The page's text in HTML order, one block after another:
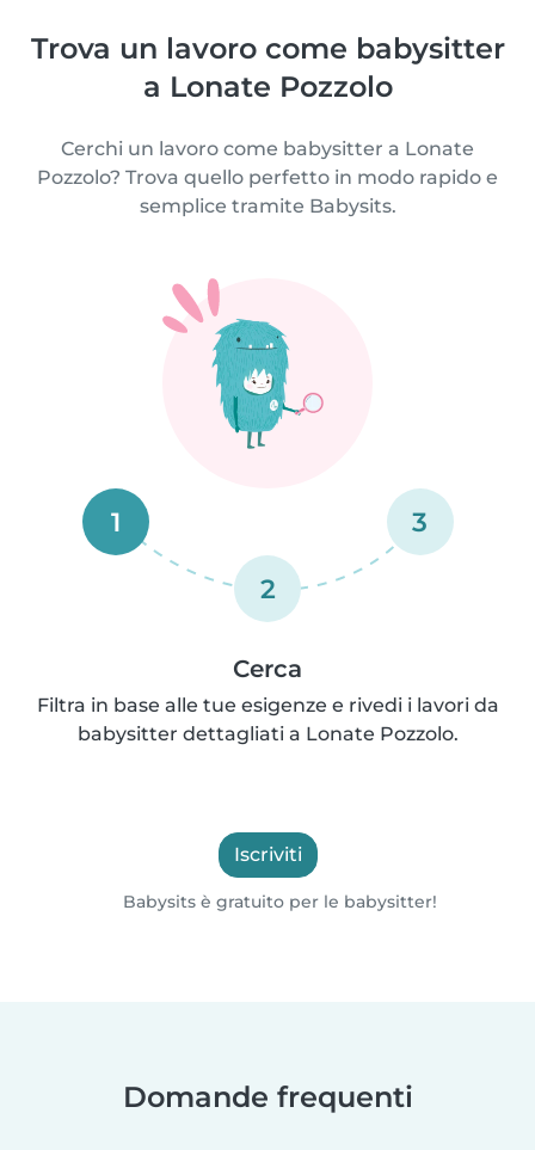
Trova un lavoro come babysitter
a Lonate Pozzolo
Cerchi un lavoro come babysitter a Lonate
Pozzolo? Trova quello perfetto in modo rapido e
semplice tramite Babysits.
1
2
3
Cerca
Filtra in base alle tue esigenze e rivedi i lavori da
babysitter dettagliati a Lonate Pozzolo.
Iscriviti
Babysits è gratuito per le babysitter!
Domande frequenti